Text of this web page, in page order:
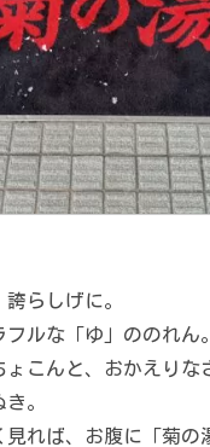
らしげに。
ルな「ゆ」ののれん。
ょこんと、おかえりな
。
れば、お腹に「菊の